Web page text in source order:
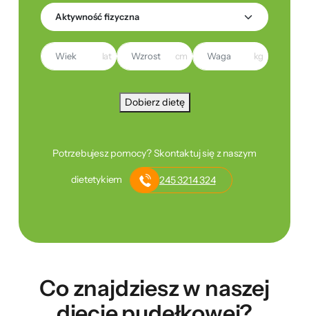
lat cm kg
Dobierz dietę
Potrzebujesz pomocy? Skontaktuj się z naszym
dietetykiem 245 3214 324
Co znajdziesz w naszej